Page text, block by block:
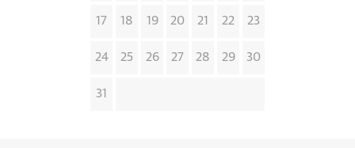
17 18 19 20 21 22 23
24 25 26 27 28 29 30
31